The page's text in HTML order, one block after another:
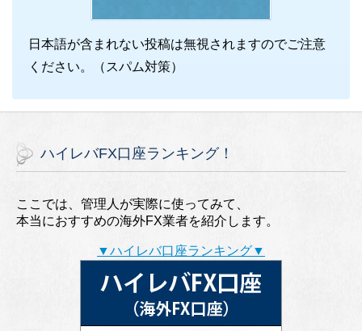
日本語が含まれない投稿は無視されますのでご注意
ください。（スパム対策）
ハイレバFX口座ランキング！
ここでは、管理人が実際に使ってみて、
本当におすすめの海外FX業者を紹介します。
▼ハイレバ口座ランキング▼